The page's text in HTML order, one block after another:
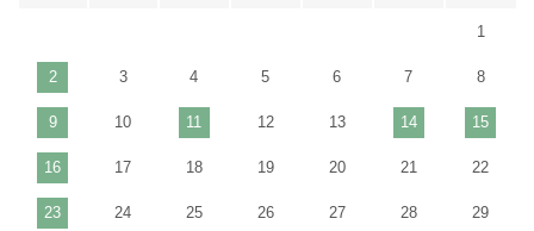
1
2 3 4 5 6 7 8
9 10 11 12 13 14 15
16 17 18 19 20 21 22
23 24 25 26 27 28 29